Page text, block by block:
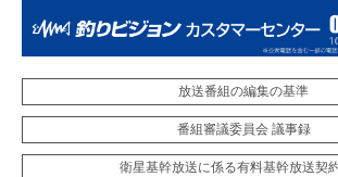
放送番組の編集の基準
番組審議委員会 議事録
衛星基幹放送に係る有料基幹放送契